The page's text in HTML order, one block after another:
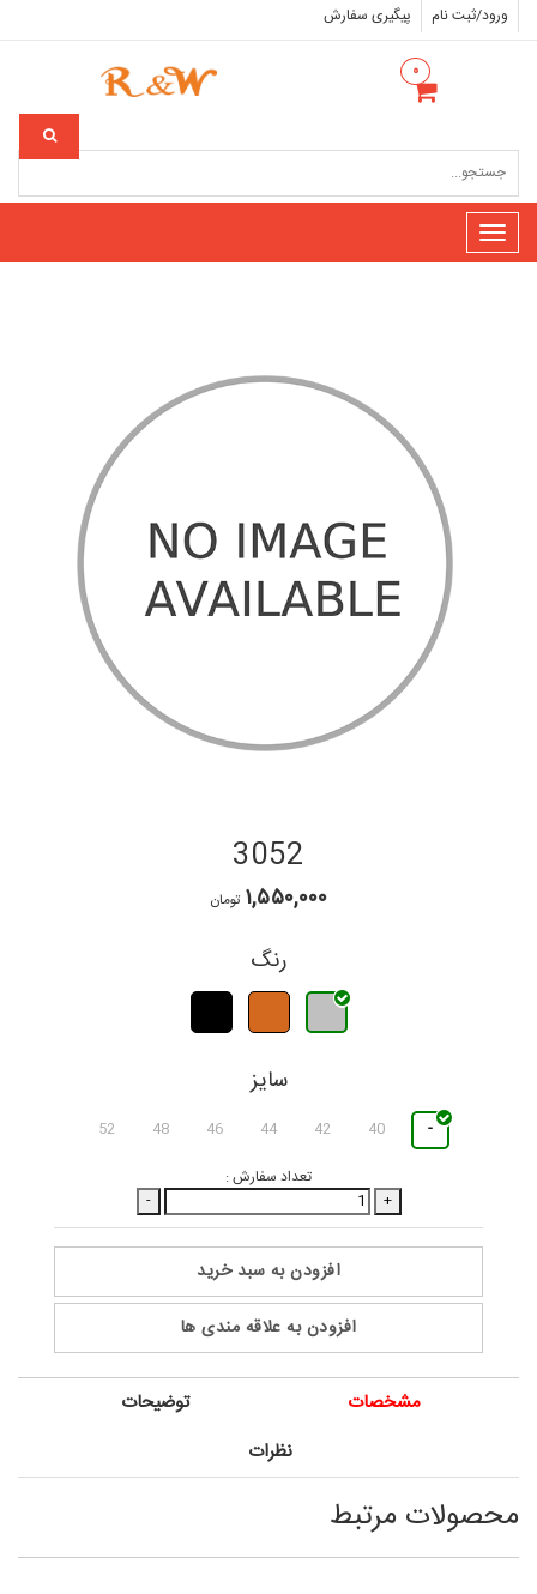
ورود/ثبت نام پیگیری سفارش
۰
Toggle
navigation
3052
۱,۵۵۰,۰۰۰ تومان
رنگ
سایز
-
40
42
44
46
48
52
تعداد سفارش :
+
-
افزودن به سبد خرید
افزودن به علاقه مندی ها
مشخصات
توضیحات
نظرات
محصولات مرتبط